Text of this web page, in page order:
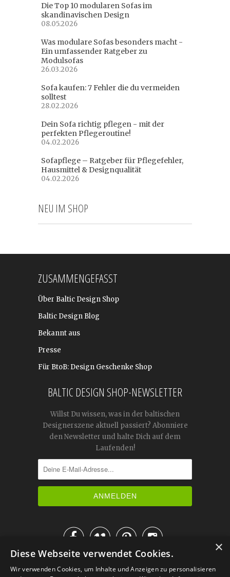
Die Top 10 modularen Sofas im
skandinavischen Design
08.05.2026
Was modulare Sofas besonders macht -
Ein umfassender Ratgeber zu
Modulsofas
26.03.2026
Sofa kaufen: 7 Fehler die du vermeiden
solltest
28.02.2026
Dein Sofa richtig pflegen - mit der
perfekten Pflegeroutine!
04.02.2026
Sofapflege – Ratgeber für Pflegefehler,
Hausmittel & Designqualität
04.02.2026
NEU IM SHOP
ZUSAMMENGEFASST
Über Baltic Design Shop
Baltic Design Blog
Bekannt aus
Presse
Für BtoB: Design Geschenke Shop
BALTIC DESIGN SHOP-NEWSLETTER
Willst Du wissen, was in der baltischen
Designerszene aktuell passiert? Abonniere
den Newsletter und halte Dich auf dem
Laufenden!

IM KATALOG BLÄTTERN
×
Diese Webseite verwendet Cookies.
Wir verwenden Cookies, um Inhalte und Anzeigen zu personalisieren